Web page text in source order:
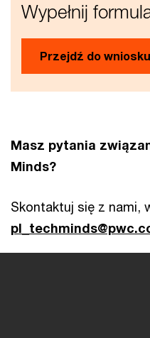
Wypełnij
Przejdź do wniosku
Masz pytania
Minds?
Skontaktuj się z nami,